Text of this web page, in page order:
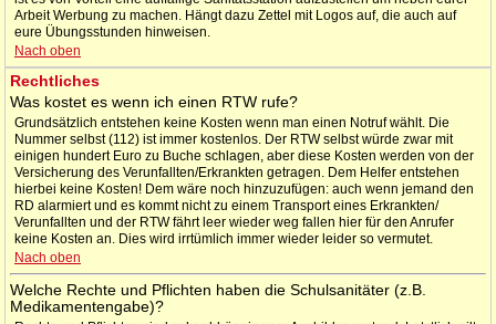
Arbeit Werbung zu machen. Hängt dazu Zettel mit Logos auf, die auch auf
eure Übungsstunden hinweisen.
Nach oben
Rechtliches
Was kostet es wenn ich einen RTW rufe?
Grundsätzlich entstehen keine Kosten wenn man einen Notruf wählt. Die
Nummer selbst (112) ist immer kostenlos. Der RTW selbst würde zwar mit
einigen hundert Euro zu Buche schlagen, aber diese Kosten werden von der
Versicherung des Verunfallten/Erkrankten getragen. Dem Helfer entstehen
hierbei keine Kosten! Dem wäre noch hinzuzufügen: auch wenn jemand den
RD alarmiert und es kommt nicht zu einem Transport eines Erkrankten/
Verunfallten und der RTW fährt leer wieder weg fallen hier für den Anrufer
keine Kosten an. Dies wird irrtümlich immer wieder leider so vermutet.
Nach oben
Welche Rechte und Pflichten haben die Schulsanitäter (z.B.
Medikamentengabe)?